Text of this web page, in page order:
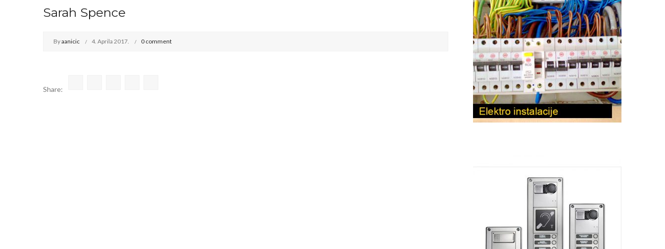
Sarah Spence
Byaanicic 4. Aprila 2017. 0 comment
Share: